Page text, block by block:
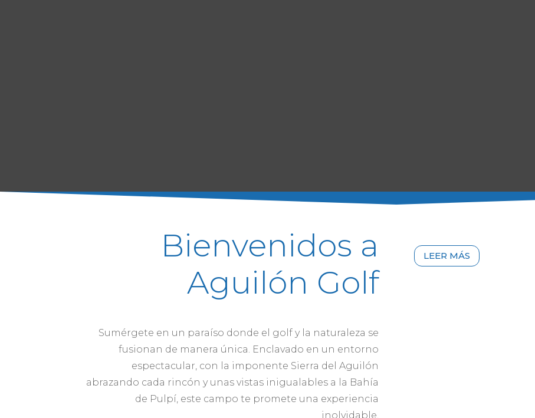
Bienvenidos a
Aguilón Golf
Sumérgete en un paraíso donde el golf y la naturaleza se
fusionan de manera única. Enclavado en un entorno
espectacular, con la imponente Sierra del Aguilón
abrazando cada rincón y unas vistas inigualables a la Bahía
de Pulpí, este campo te promete una experiencia
inolvidable.
LEER MÁS